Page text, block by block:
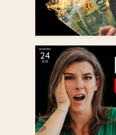
november
24
2025